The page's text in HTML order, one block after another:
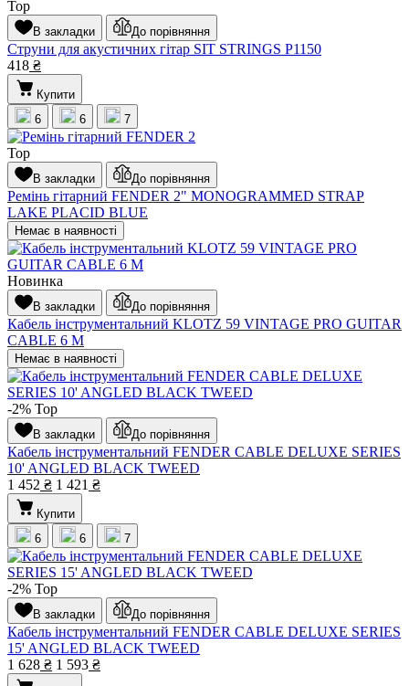
Top
В закладки До порівняння
Струни для акустичних гітар SIT STRINGS P1150
418 ₴
Купити
6
6 7
Top
В закладки До порівняння
Ремінь гітарний FENDER 2" MONOGRAMMED STRAP
LAKE PLACID BLUE
Немає в наявності
Новинка
В закладки До порівняння
Кабель інструментальний KLOTZ 59 VINTAGE PRO GUITAR
CABLE 6 M
Немає в наявності
-2% Top
В закладки До порівняння
Кабель інструментальний FENDER CABLE DELUXE SERIES
10' ANGLED BLACK TWEED
1 452 ₴ 1 421 ₴
Купити
6
6 7
-2% Top
В закладки До порівняння
Кабель інструментальний FENDER CABLE DELUXE SERIES
15' ANGLED BLACK TWEED
1 628 ₴ 1 593 ₴